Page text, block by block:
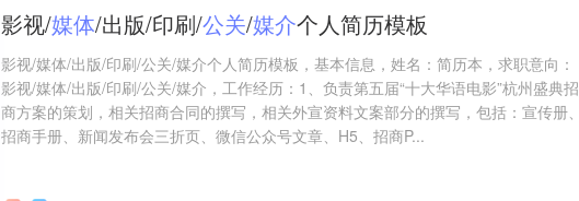
影视/媒体/出版/印刷/公关/媒介个人简历模板
影视/媒体/出版/印刷/公关/媒介个人简历模板，基本信息，姓名：简历本，求职意向：
影视/媒体/出版/印刷/公关/媒介，工作经历：1、负责第五届“十大华语电影”杭州盛典招
商方案的策划，相关招商合同的撰写，相关外宣资料文案部分的撰写，包括：宣传册、
招商手册、新闻发布会三折页、微信公众号文章、H5、招商P...